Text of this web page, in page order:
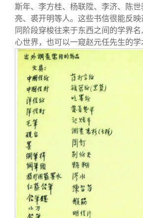
斯年、李方桂、杨联陞、李济、陈
亮、裘开明等人。这些书信很能反
同阶段穿梭往来于东西之间的学界
心世界，也可以一窥赵元任先生的学